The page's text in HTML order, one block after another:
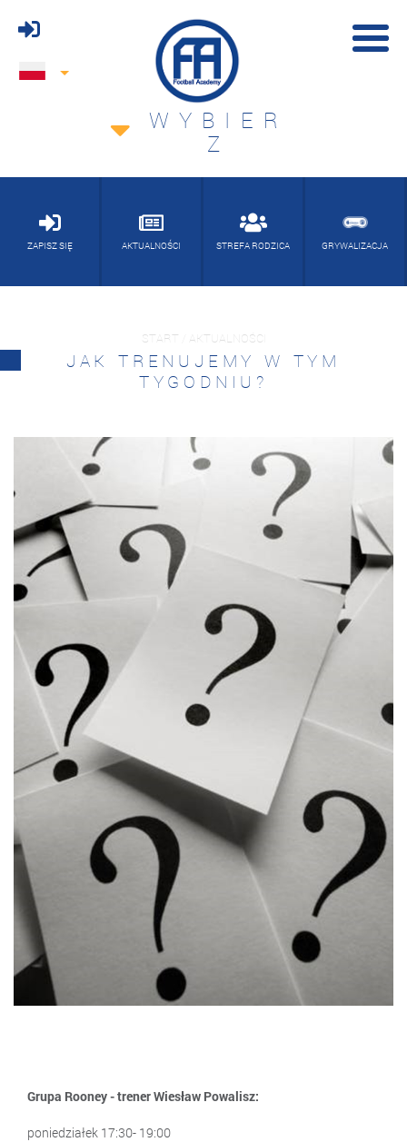
WYBIER
Z
ZAPISZ SIĘ AKTUALNOŚCI STREFA RODZICA GRYWALIZACJA
START / AKTUALNOŚCI
JAK TRENUJEMY W TYM
TYGODNIU?
Grupa Rooney - trener Wiesław Powalisz:
poniedziałek 17:30- 19:00